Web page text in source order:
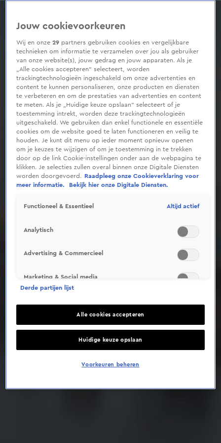
0
seconds
Deze video is niet beschikbaar op je huidige locatie
Jouw cookievoorkeuren
Wij en onze29 partners gebruiken cookies en vergelijkbare
technieken om informatie te verzamelen over jou als gebruiker
van onze website(s), jouw gedrag en jouw apparaten. Als je
„Alle cookies accepteren” selecteert, worden
trackingtechnologieën ingeschakeld om onze advertenties en
content te kunnen personaliseren, onze producten en diensten
te verbeteren en om de prestaties van advertenties en content
te meten. Als je „Huidige keuze opslaan” selecteert of je
toestemming intrekt, worden deze trackingtechnologieën
uitgeschakeld. We gebruiken dan enkel functionele en essentiële
cookies om de website goed te laten functioneren en veilig te
houden. Je kunt dit menu op ieder moment opnieuw openen
om je keuzes te wijzigen of om je toestemming in te trekken
door op de link Cookie-instellingen onder aan de webpagina te
klikken. Je selecties zullen overal binnen onze Digitale Diensten
worden doorgevoerd.
Raadpleeg onze Cookieverklaring voor
meer informatie.
Bekijk hier onze Digitale Diensten.
Functioneel & Essentieel Altijd actief
Analytisch
Advertising & Commercieel
Marketing & Social media
Derde partijen lijst
Alle cookies accepteren
Huidige keuze opslaan
Voorkeuren beheren